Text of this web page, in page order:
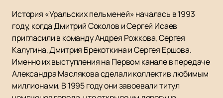
История «Уральских пельменей» началась в 1993
году, когда Дмитрий Соколов и Сергей Исаев
пригласили в команду Андрея Рожкова, Сергея
Калугина, Дмитрия Брекоткина и Сергея Ершова.
Именно их выступления на Первом канале в передаче
Александра Маслякова сделали коллектив любимым
миллионами. В 1995 году они завоевали титул